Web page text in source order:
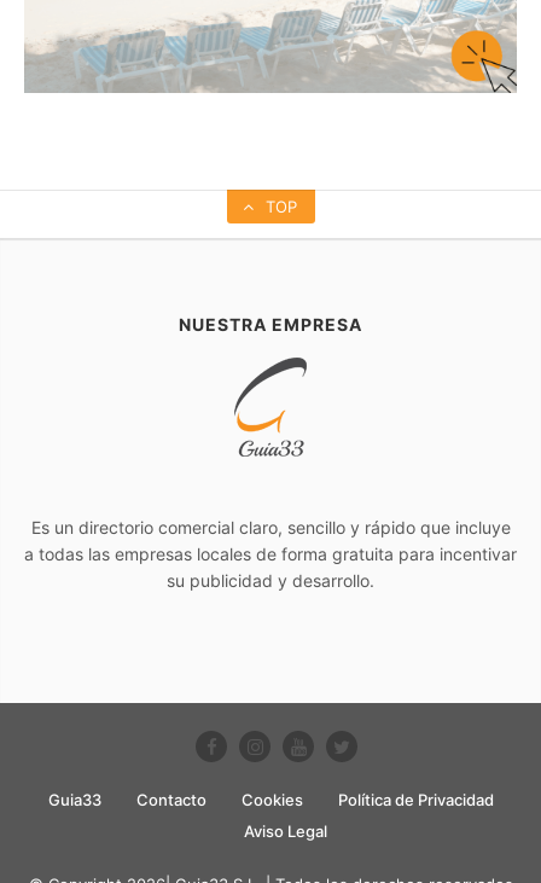
TOP
NUESTRA EMPRESA
Es un directorio comercial claro, sencillo y rápido que incluye
a todas las empresas locales de forma gratuita para incentivar
su publicidad y desarrollo.
Guia33 Contacto Cookies
Política de Privacidad
Aviso Legal